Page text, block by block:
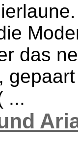
das
...